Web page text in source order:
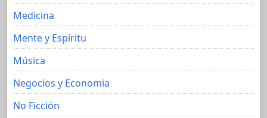
Medicina
Mente y Espíritu
Música
Negocios y Economia
No Ficción